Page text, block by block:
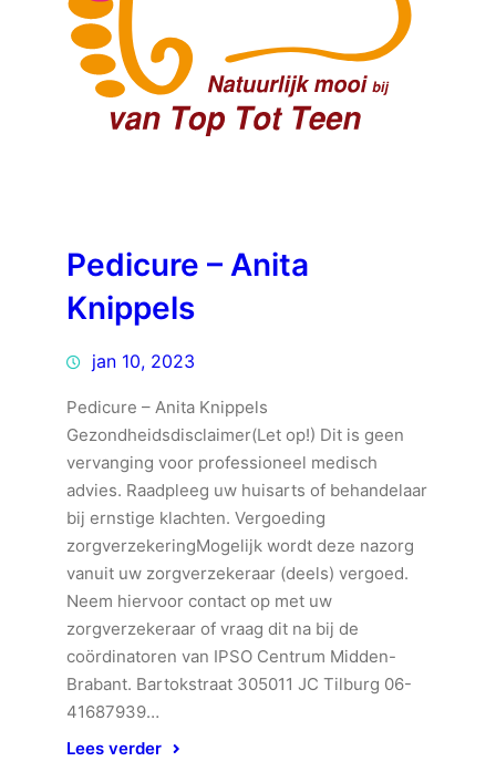
Pedicure – Anita
Knippels
jan 10, 2023
Pedicure – Anita Knippels
Gezondheidsdisclaimer(Let op!) Dit is geen
vervanging voor professioneel medisch
advies. Raadpleeg uw huisarts of behandelaar
bij ernstige klachten. Vergoeding
zorgverzekeringMogelijk wordt deze nazorg
vanuit uw zorgverzekeraar (deels) vergoed.
Neem hiervoor contact op met uw
zorgverzekeraar of vraag dit na bij de
coördinatoren van IPSO Centrum Midden-
Brabant. Bartokstraat 305011 JC Tilburg 06-
41687939…
Lees verder